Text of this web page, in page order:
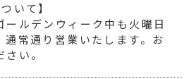
いて】
ールデンウィーク中も火曜日
通常通り営業いたします。お
い。